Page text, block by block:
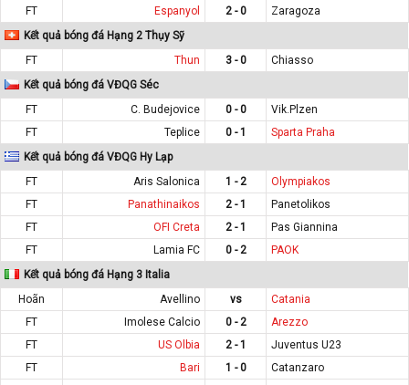
FT
Espanyol 2 - 0
Zaragoza
Kết quả bóng đá Hạng 2 Thụy Sỹ
FT
Thun 3 - 0
Chiasso
Kết quả bóng đá VĐQG Séc
FT
C. Budejovice 0 - 0
Vik.Plzen
FT
Teplice 0 - 1
Sparta Praha
Kết quả bóng đá VĐQG Hy Lạp
FT
Aris Salonica 1 - 2
Olympiakos
FT
Panathinaikos 2 - 1
Panetolikos
FT
OFI Creta 2 - 1
Pas Giannina
FT
Lamia FC 0 - 2
PAOK
Kết quả bóng đá Hạng 3 Italia
Hoãn
Avellino vs
Catania
FT
Imolese Calcio 0 - 2
Arezzo
FT
US Olbia 2 - 1
Juventus U23
FT
Bari 1 - 0
Catanzaro